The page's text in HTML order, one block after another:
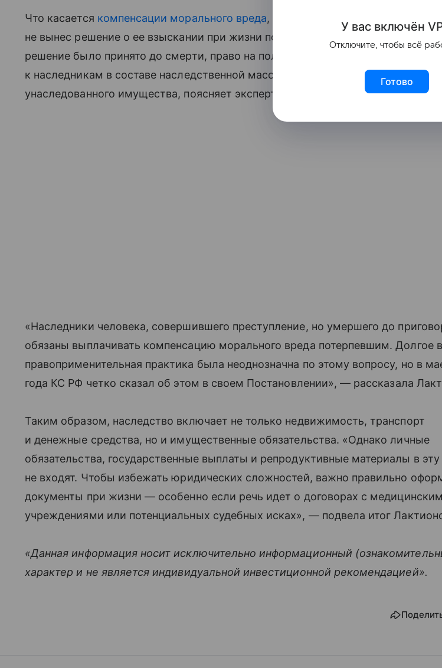
Что касается компенсации морального вреда, она обычно не наследуется,
не вынес решение о ее взыскании при жизни потерпевшего. Однако если такое
решение было принято до смерти, право на получение компенсации переходит
к наследникам в составе наследственной массы, но только в пределах
унаследованного имущества, поясняет эксперт.
«Наследники человека, совершившего преступление, но умершего до
обязаны выплачивать компенсацию морального вреда потерпевшим. Долгое
правоприменительная практика была неоднозначна по этому вопросу, но в
года КС РФ четко сказал об этом в своем Постановлении», — рассказала
Таким образом, наследство включает не только недвижимость, транспорт
и денежные средства, но и имущественные обязательства. «Однако личные
обязательства, государственные выплаты и репродуктивные материалы в
не входят. Чтобы избежать юридических сложностей, важно правильно
документы при жизни — особенно если речь идет о договорах с
учреждениями или потенциальных судебных исках», — подвела итог
«Данная информация носит исключительно информационный
характер и не является индивидуальной инвестиционной рекомендацией».
У вас включён V
Отключите, чтобы всё
Готово